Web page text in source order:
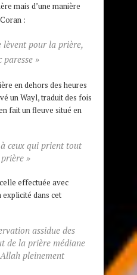
mais d’une manière
:
lèvent pour la prière,
paresse »
en dehors des heures
un Wayl, traduit des fois
fait un fleuve situé en
ceux qui prient tout
»
effectuée avec
dans cet
assidue des
de la prière médiane
pleinement